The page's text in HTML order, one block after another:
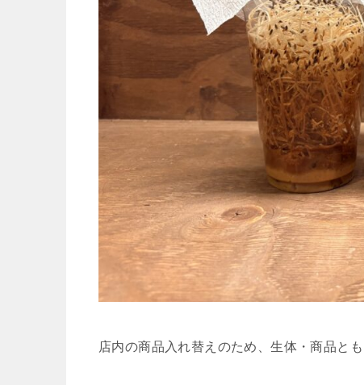
店内の商品入れ替えのため、生体・商品と